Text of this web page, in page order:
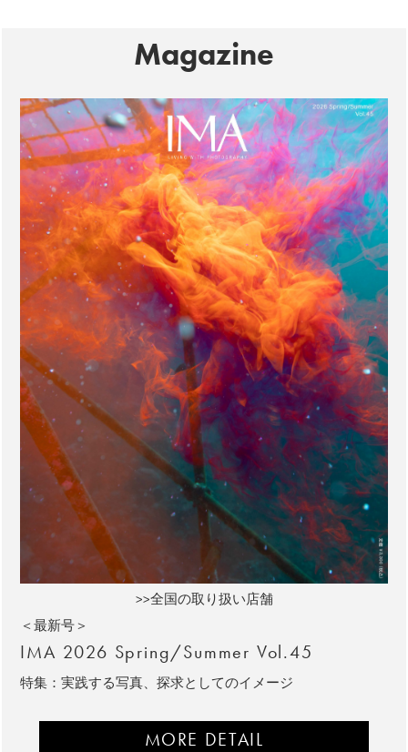
Magazine
>>全国の取り扱い店舗
＜最新号＞
IMA 2026 Spring/Summer Vol.45
特集：実践する写真、探求としてのイメージ
MORE DETAIL